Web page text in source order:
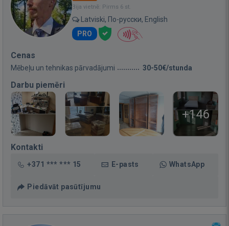
Bija vietnē: Pirms 6 st.
Latviski, По-русски, English
PRO
Cenas
Mēbeļu un tehnikas pārvadājumi 30-50€/stunda
Darbu piemēri
+146
Kontakti
+371 *** *** 15 E-pasts WhatsApp
Piedāvāt pasūtījumu